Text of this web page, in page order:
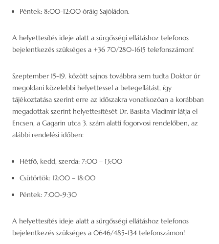
Péntek: 8:00-12:00 óráig Sajóládon.
A helyettesítés ideje alatt a sürgősségi ellátáshoz telefonos
bejelentkezés szükséges a +36 70/280-1615 telefonszámon!
Szeptember 15-19. között sajnos továbbra sem tudta Doktor úr
megoldani közelebbi helyettessel a betegellátást, így
tájékoztatása szerint erre az időszakra vonatkozóan a korábban
megadottak szerint helyettesítését Dr. Basista Vladimir látja el
Encsen, a Gagarin utca 3. szám alatti fogorvosi rendelőben, az
alábbi rendelési időben:
Hétfő, kedd, szerda: 7:00 – 13:00
Csütörtök: 12:00 – 18:00
Péntek: 7:00-9:30
A helyettesítés ideje alatt a sürgősségi ellátáshoz telefonos
bejelentkezés szükséges a 0646/485-134 telefonszámon!